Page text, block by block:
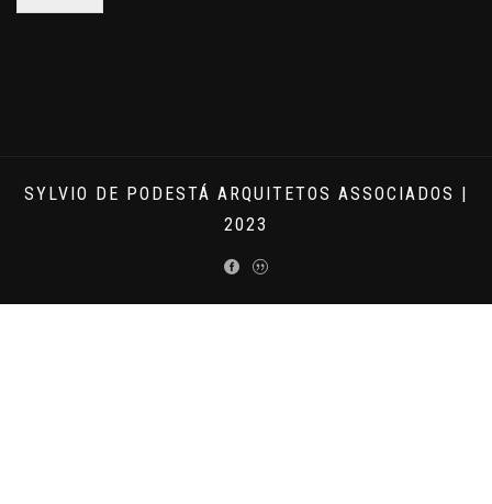
SYLVIO DE PODESTÁ ARQUITETOS ASSOCIADOS |
2023